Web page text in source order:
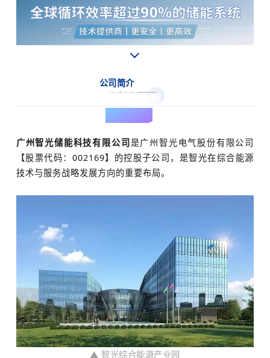
公司简介
广州智光储能科技有限公司是广州智光电气股份有限公司
【股票代码：002169】的控股子公司，是智光在综合能源
技术与服务战略发展方向的重要布局。
▲ 智光综合能源产业园